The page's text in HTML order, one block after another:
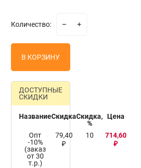
Количество:
В КОРЗИНУ
ДОСТУПНЫЕ
СКИДКИ
НазваниеСкидкаСкидка,
%
Цена
Опт
-10%
(заказ
от 30
т.р.)
79,40
₽
10 714,60
₽